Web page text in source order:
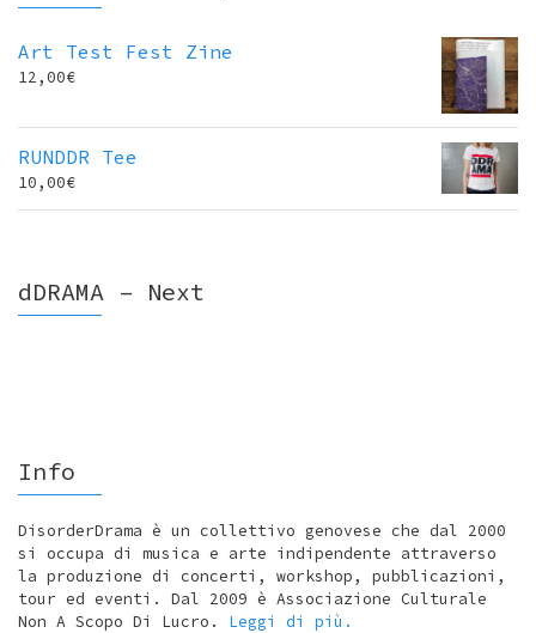
Art Test Fest Zine
12,00€
RUNDDR Tee
10,00€
dDRAMA – Next
Info
DisorderDrama è un collettivo genovese che dal 2000
si occupa di musica e arte indipendente attraverso
la produzione di concerti, workshop, pubblicazioni,
tour ed eventi. Dal 2009 è Associazione Culturale
Non A Scopo Di Lucro. Leggi di più.